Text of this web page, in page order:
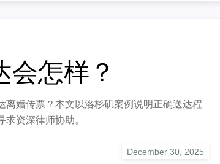
怎样？
婚传票？本文以洛杉矶案例说明正确送达程
资深律师协助。